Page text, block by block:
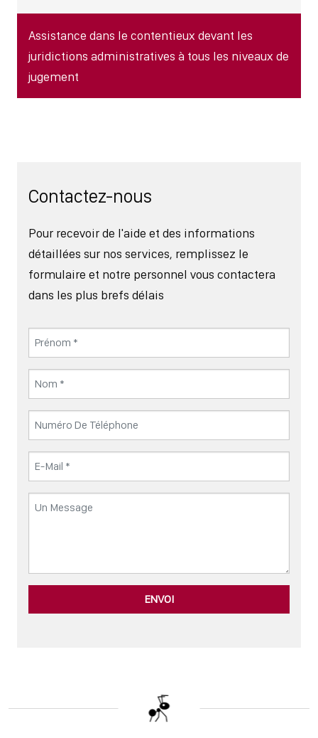
Assistance dans le contentieux devant les
juridictions administratives à tous les niveaux de
jugement
Contactez-nous
Pour recevoir de l'aide et des informations
détaillées sur nos services, remplissez le
formulaire et notre personnel vous contactera
dans les plus brefs délais
ENVOI